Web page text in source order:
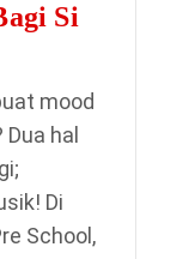
Si
mood
hal
Di
School,